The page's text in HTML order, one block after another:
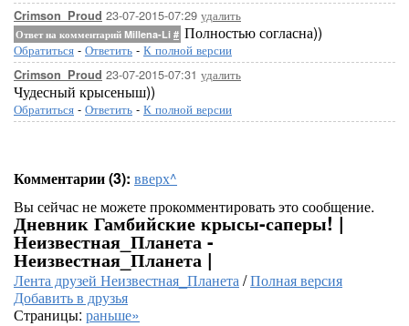
Crimson_Proud 23-07-2015-07:29 удалить
Ответ на комментарий Millena-Li # Полностью согласна))
Обратиться - Ответить - К полной версии
Crimson_Proud 23-07-2015-07:31 удалить
Чудесный крысеныш))
Обратиться - Ответить - К полной версии
Комментарии (3): вверх^
Вы сейчас не можете прокомментировать это сообщение.
Дневник Гамбийские крысы-саперы! |
Неизвестная_Планета -
Неизвестная_Планета |
Лента друзей Неизвестная_Планета/Полная версия
Добавить в друзья
Страницы: раньше»